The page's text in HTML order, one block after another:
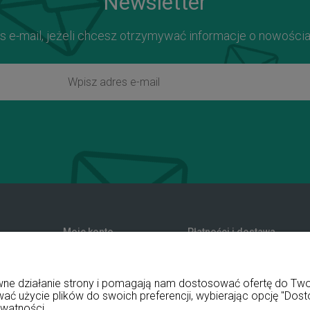
e-mail, jeżeli chcesz otrzymywać informacje o
Moje konto
Ustawienia konta
Przechowalnia
Płatności i dostawa
Koszty dostawy
Czas realizacji zamówienia
działanie strony i pomagają nam dostosować ofertę do
użycie plików do swoich preferencji, wybierając opcję